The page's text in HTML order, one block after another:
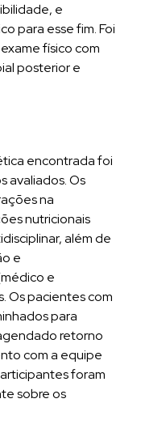
e
para esse fim. Foi
físico com
posterior e
encontrada foi
avaliados. Os
na
nutricionais
além de
e
e
Os pacientes com
para
retorno
com a equipe
foram
sobre os